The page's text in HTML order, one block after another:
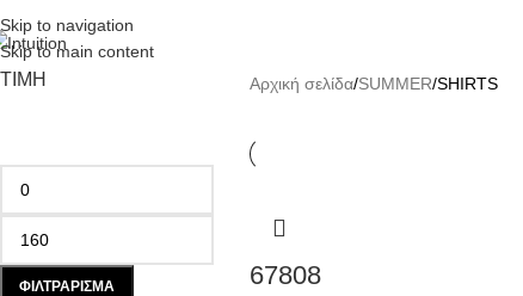
Skip to navigation
Skip to main content
ΤΙΜΗ
ΦΙΛΤΡΆΡΙΣΜΑ
Αρχική σελίδα SUMMER SHIRTS
67808